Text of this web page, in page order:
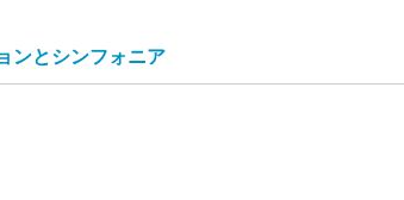
ンとシンフォニア